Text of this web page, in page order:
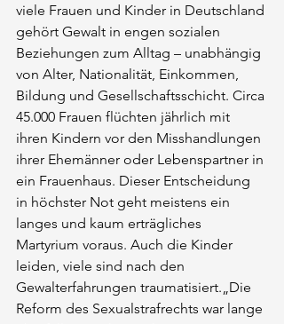
viele Frauen und Kinder in Deutschland
gehört Gewalt in engen sozialen
Beziehungen zum Alltag – unabhängig
von Alter, Nationalität, Einkommen,
Bildung und Gesellschaftsschicht. Circa
45.000 Frauen flüchten jährlich mit
ihren Kindern vor den Misshandlungen
ihrer Ehemänner oder Lebenspartner in
ein Frauenhaus. Dieser Entscheidung
in höchster Not geht meistens ein
langes und kaum erträgliches
Martyrium voraus. Auch die Kinder
leiden, viele sind nach den
Gewalterfahrungen traumatisiert.„Die
Reform des Sexualstrafrechts war lange